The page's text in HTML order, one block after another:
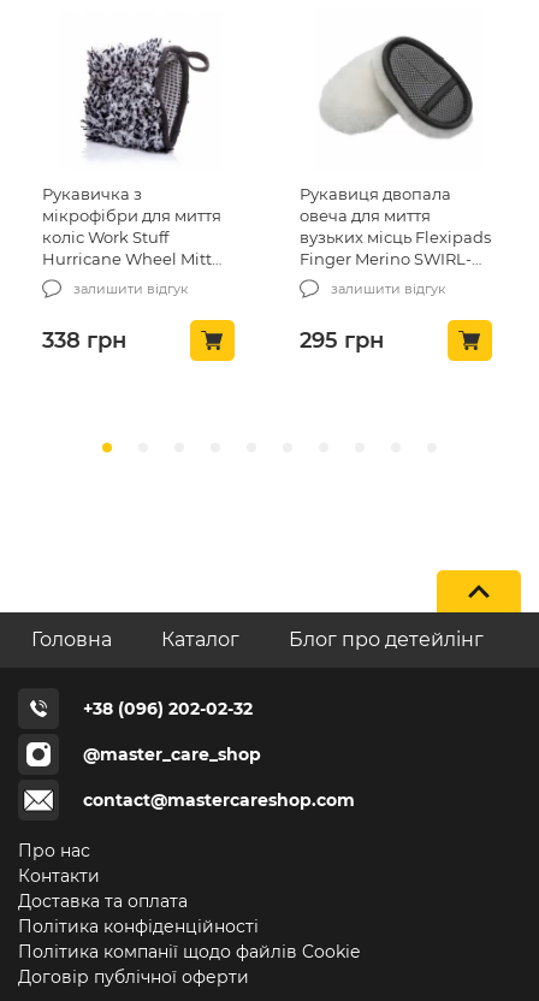
миття
Mitt
Рукавиця двопала
овеча для миття
вузьких місць Flexipads
Finger Merino SWIRL-
FREE (CP005)
залишити відгук
грн
Пориста губка
ручного миття
KochChemie
200x130x65
грн
Головна Каталог Блог про детейлінг
+38 (096) 202-02-32
@master_care_shop
contact@mastercareshop.com
Про нас
Контакти
Доставка та оплата
Політика конфіденційності
Політика компанії щодо файлів Cookie
Договір публічної оферти